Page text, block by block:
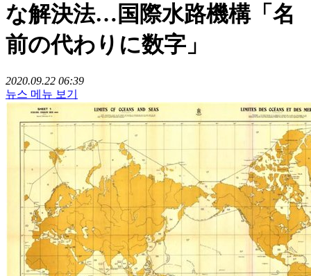
な解決法…国際水路機構「名
前の代わりに数字」
2020.09.22 06:39
뉴스 메뉴 보기